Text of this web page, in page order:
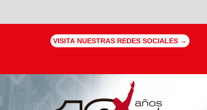
VISITA NUESTRAS REDES SOCIALES →